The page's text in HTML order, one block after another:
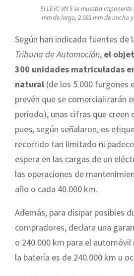
El LEVC VN 5 se muestra
mm de largo, 2.083 mm de ancho
Según han indicado fuentes de
Tribuna de Automoción, el
300 unidades matriculadas
natural (de los 5.000 furgones
prevén que se comercializarán
periodo), unas cifras que creen
pues, según señalaron, es
recorrido tan limitado ni
espera en las cargas de un
las operaciones de
año o cada 40.000 km.
Además, para disipar posibles
compradores, declara una
o 240.000 km para el
la batería es de 240.000 km u